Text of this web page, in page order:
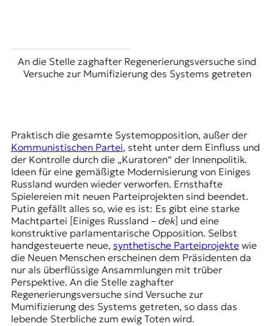
An die Stelle zaghafter Regenerierungsversuche sind
Versuche zur Mumifizierung des Systems getreten
Praktisch die gesamte Systemopposition, außer der
Kommunistischen Partei, steht unter dem Einfluss und
der Kontrolle durch die „Kuratoren“ der Innenpolitik.
Ideen für eine gemäßigte Modernisierung von Einiges
Russland wurden wieder verworfen. Ernsthafte
Spielereien mit neuen Parteiprojekten sind beendet.
Putin gefällt alles so, wie es ist: Es gibt eine starke
Machtpartei [Einiges Russland – dek] und eine
konstruktive parlamentarische Opposition. Selbst
handgesteuerteneue, synthetische Parteiprojektewie
die Neuen Menschenerscheinen dem Präsidenten da
nur als überflüssige Ansammlungen mit trüber
Perspektive. An die Stelle zaghafter
Regenerierungsversuche sind Versuche zur
Mumifizierung des Systems getreten, so dass das
lebende Sterbliche zum ewig Toten wird.